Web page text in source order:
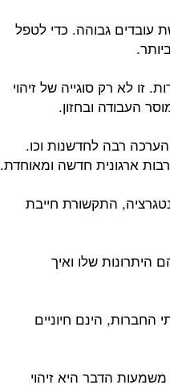
עובדים גבוהה. כדי לטפל
זו לא רק סוגייה של זיהוי
העבודה ובחזון.
רבה לחדשנות וכו.
ארגונית חדשה ומאוחדת.
התקשורת חייבת
היתרונות שלו ואיך
החברות, הינם חיוניים
משמעות הדבר היא זיהוי